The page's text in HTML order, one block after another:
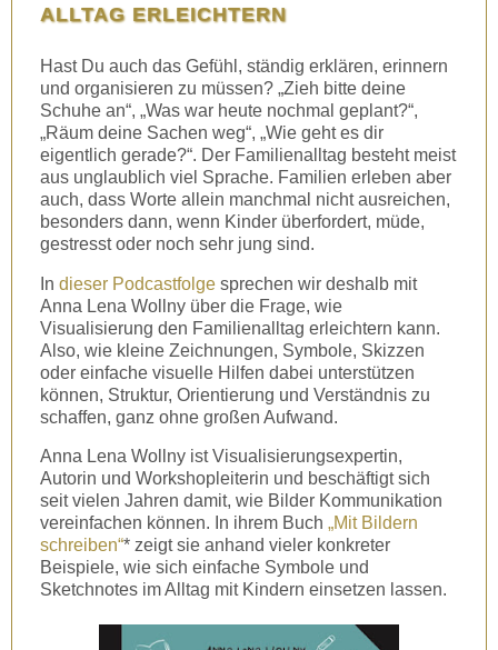
ALLTAG ERLEICHTERN
Hast Du auch das Gefühl, ständig erklären, erinnern
und organisieren zu müssen? „Zieh bitte deine
Schuhe an“, „Was war heute nochmal geplant?“,
„Räum deine Sachen weg“, „Wie geht es dir
eigentlich gerade?“. Der Familienalltag besteht meist
aus unglaublich viel Sprache. Familien erleben aber
auch, dass Worte allein manchmal nicht ausreichen,
besonders dann, wenn Kinder überfordert, müde,
gestresst oder noch sehr jung sind.
In dieser Podcastfolge sprechen wir deshalb mit
Anna Lena Wollny über die Frage, wie
Visualisierung den Familienalltag erleichtern kann.
Also, wie kleine Zeichnungen, Symbole, Skizzen
oder einfache visuelle Hilfen dabei unterstützen
können, Struktur, Orientierung und Verständnis zu
schaffen, ganz ohne großen Aufwand.
Anna Lena Wollny ist Visualisierungsexpertin,
Autorin und Workshopleiterin und beschäftigt sich
seit vielen Jahren damit, wie Bilder Kommunikation
vereinfachen können. In ihrem Buch „Mit Bildern
schreiben“* zeigt sie anhand vieler konkreter
Beispiele, wie sich einfache Symbole und
Sketchnotes im Alltag mit Kindern einsetzen lassen.